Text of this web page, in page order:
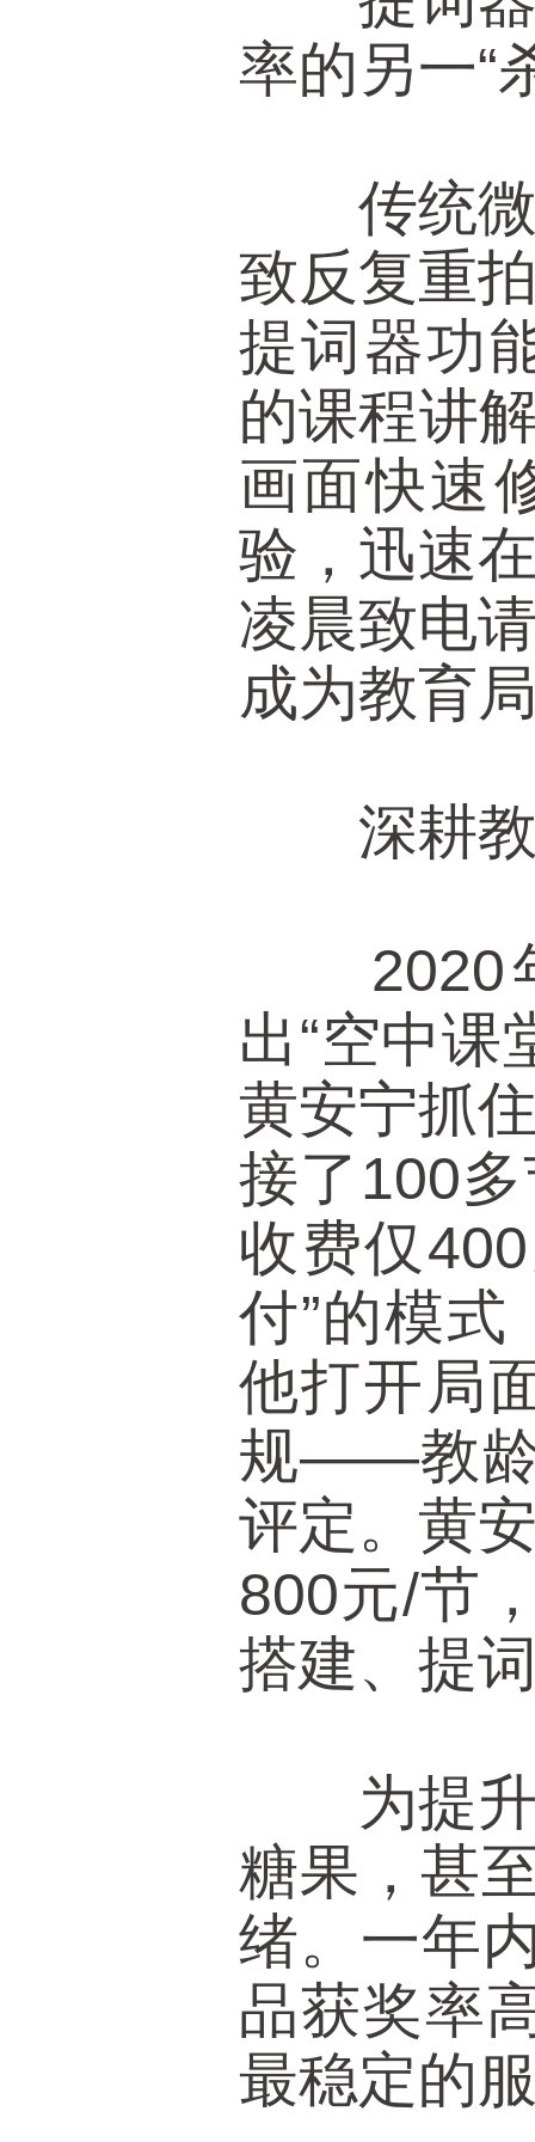
率的另一“
传统微
致反复重
提词器功
的课程讲
画面快速
验，迅速
凌晨致电
成为教育
深耕教
2020年
出“空中课
黄安宁抓
接了100
收费仅
付”的模
他打开局
规——教龄
评定。黄
800元/节
搭建、提
为提升
糖果，甚
绪。一年
品获奖率
最稳定的